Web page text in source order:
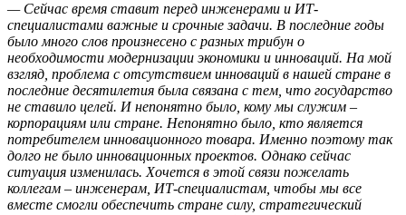
— Сейчас время ставит перед инженерами и ИТ-
специалистами важные и срочные задачи. В последние годы
было много слов произнесено с разных трибун о
необходимости модернизации экономики и инноваций. На мой
взгляд, проблема с отсутствием инноваций в нашей стране в
последние десятилетия была связана с тем, что государство
не ставило целей. И непонятно было, кому мы служим –
корпорациям или стране. Непонятно было, кто является
потребителем инновационного товара. Именно поэтому так
долго не было инновационных проектов. Однако сейчас
ситуация изменилась. Хочется в этой связи пожелать
коллегам – инженерам, ИТ-специалистам, чтобы мы все
вместе смогли обеспечить стране силу, стратегический